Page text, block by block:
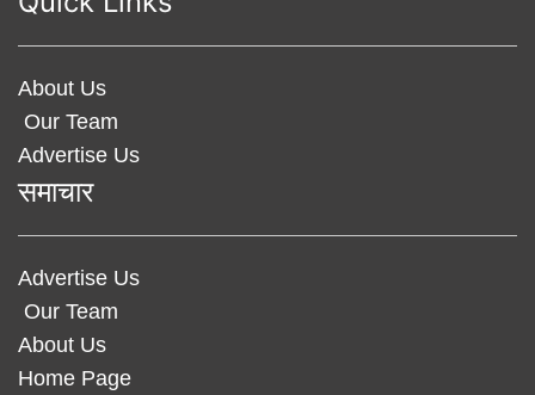
About Us
Our Team
Advertise Us
समाचार
Advertise Us
Our Team
About Us
Home Page